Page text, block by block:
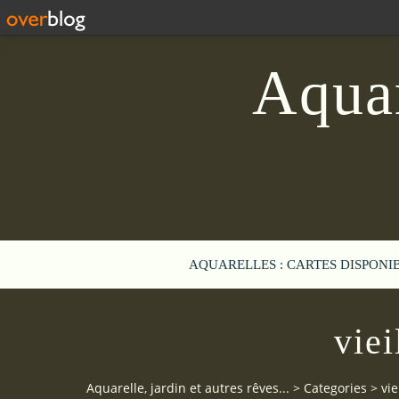
AQUARELLES : CARTES
Aquarelle, jardin et autres rêves... > Categories >